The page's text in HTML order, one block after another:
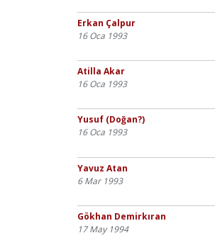
Erkan Çalpur
16 Oca 1993
Atilla Akar
16 Oca 1993
Yusuf (Doğan?)
16 Oca 1993
Yavuz Atan
6 Mar 1993
Gökhan Demirkıran
17 May 1994